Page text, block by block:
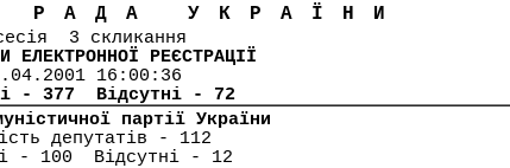
РАДА УКРАЇНИ
3 скликання
ЕЛЕКТРОННОЇ РЕЄСТРАЦІЇ
16:00:36
- 377 Відсутні - 72
партії України
депутатів - 112
- 100 Відсутні - 12